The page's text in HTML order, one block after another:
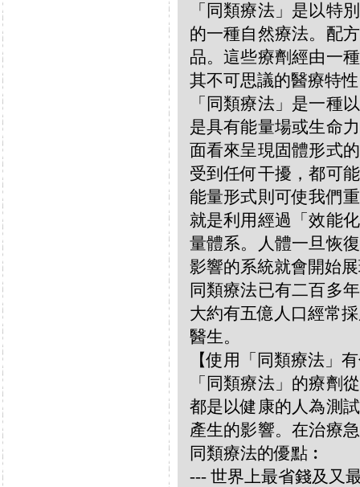
「同類療法」是以特
的一種自然療法。配
品。這些療劑經由一
其不可思議的醫療特
「同類療法」是一種
是具有能量場或生命
面看來呈現固體形式
受到任何干擾，都可
能量形式則可使我們
就是利用經過「效能
量體系。人體一旦恢
影響的系統就會開始
同類療法已有二百多
大約有五億人口經常
醫生。
【使用「同類療法」
「同類療法」的療劑
都是以健康的人為測
產生的影響。在治療
同類療法的優點︰
--- 世界上最省錢及又